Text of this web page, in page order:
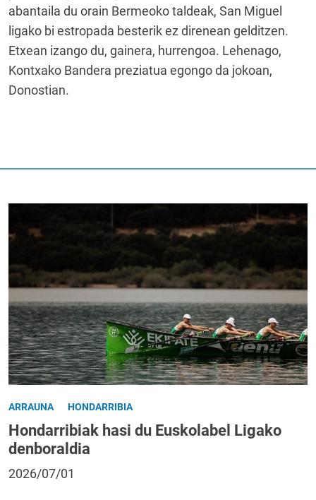
abantaila du orain Bermeoko taldeak, San Miguel
ligako bi estropada besterik ez direnean gelditzen.
Etxean izango du, gainera, hurrengoa. Lehenago,
Kontxako Bandera preziatua egongo da jokoan,
Donostian.
ARRAUNA HONDARRIBIA
Hondarribiak hasi du Euskolabel Ligako
denboraldia
2026/07/01